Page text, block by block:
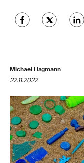
Michael Hagmann
22.11.2022